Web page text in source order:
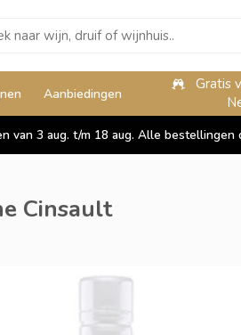
Aanbiedingen
tot wel 10%
Gratis
van 3 aug. t/m 18 aug. Alle
Cinsault